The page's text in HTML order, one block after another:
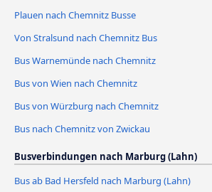
Plauen nach Chemnitz Busse
Von Stralsund nach Chemnitz Bus
Bus Warnemünde nach Chemnitz
Bus von Wien nach Chemnitz
Bus von Würzburg nach Chemnitz
Bus nach Chemnitz von Zwickau
Busverbindungen nach Marburg (Lahn)
Bus ab Bad Hersfeld nach Marburg (Lahn)